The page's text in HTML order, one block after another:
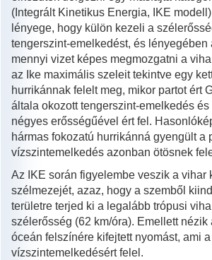
(Integrált Kinetikus Energia, IKE
lényege, hogy külön kezeli a
tengerszint-emelkedést, és lényegében
mennyi vizet képes megmozgatni a
az Ike maximális szeleit tekintve egy
hurrikánnak felelt meg, mikor partot ért
általa okozott tengerszint-emelkedés
négyes erősségűével ért fel.
hármas fokozatú hurrikánná gyengült a
vízszintemelkedés azonban ötösnek
Az IKE során figyelembe veszik a vihar
szélmezejét, azaz, hogy a szemből
területre terjed ki a legalább trópusi
szélerősség (62 km/óra). Emellett nézik
óceán felszínére kifejtett nyomást, ami
vízszintemelkedésért felel.